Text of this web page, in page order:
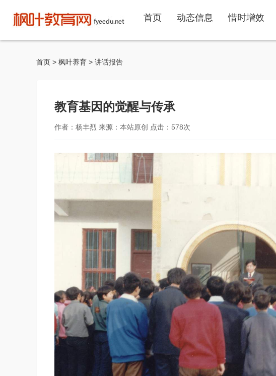
首页 动态信息 惜时增效
首页 > 枫叶养育 > 讲话报告
教育基因的觉醒与传承
作者：杨丰烈 来源：本站原创 点击： 578次